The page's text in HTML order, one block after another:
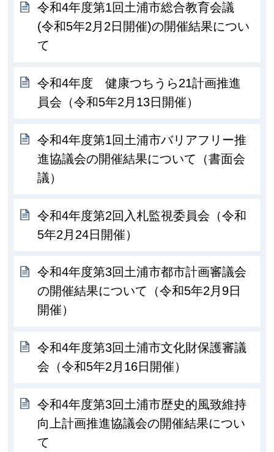
令和4年度第1回土浦市総合教育会議
(令和5年2月2日開催)の開催結果につい
て
令和4年度 健康つちうら21計画推進
員会（令和5年2月13日開催）
令和4年度第1回土浦市バリアフリー推
進協議会の開催結果について（書面会
議）
令和4年度第2回入札監視委員会（令和
5年2月24日開催）
令和4年度第3回土浦市都市計画審議会
の開催結果について（令和5年2月9日
開催）
令和4年度第3回土浦市文化財保護審議
会（令和5年2月16日開催）
令和4年度第3回土浦市歴史的風致維持
向上計画推進協議会の開催結果につい
て